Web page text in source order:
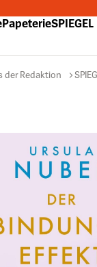
Papeterie
der Redaktion